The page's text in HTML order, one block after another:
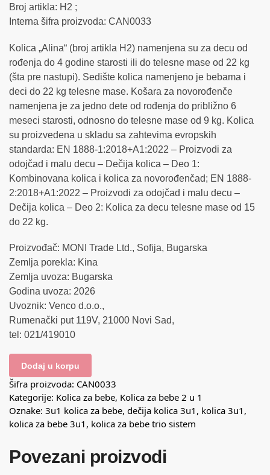
Broj artikla: H2 ;
Interna šifra proizvoda: CAN0033
Kolica „Alina“ (broj artikla H2) namenjena su za decu od
rođenja do 4 godine starosti ili do telesne mase od 22 kg
(šta pre nastupi). Sedište kolica namenjeno je bebama i
deci do 22 kg telesne mase. Košara za novorođenče
namenjena je za jedno dete od rođenja do približno 6
meseci starosti, odnosno do telesne mase od 9 kg. Kolica
su proizvedena u skladu sa zahtevima evropskih
standarda: EN 1888-1:2018+A1:2022 – Proizvodi za
odojčad i malu decu – Dečija kolica – Deo 1:
Kombinovana kolica i kolica za novorođenčad; EN 1888-
2:2018+A1:2022 – Proizvodi za odojčad i malu decu –
Dečija kolica – Deo 2: Kolica za decu telesne mase od 15
do 22 kg.
Proizvođač: MONI Trade Ltd., Sofija, Bugarska
Zemlja porekla: Kina
Zemlja uvoza: Bugarska
Godina uvoza: 2026
Uvoznik: Venco d.o.o.,
Rumenački put 119V, 21000 Novi Sad,
tel: 021/419010
Dodaj u korpu
Šifra proizvoda: CAN0033
Kategorije: Kolica za bebe, Kolica za bebe 2 u 1
Oznake: 3u1 kolica za bebe, dečija kolica 3u1 , kolica 3u1 ,
kolica za bebe 3u1 , kolica za bebe trio sistem
Povezani proizvodi